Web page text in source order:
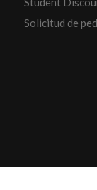
Solicitud de